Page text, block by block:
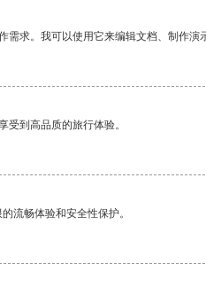
求。我可以使用它来编辑文档、制作演
到高品质的旅行体验。
流畅体验和安全性保护。